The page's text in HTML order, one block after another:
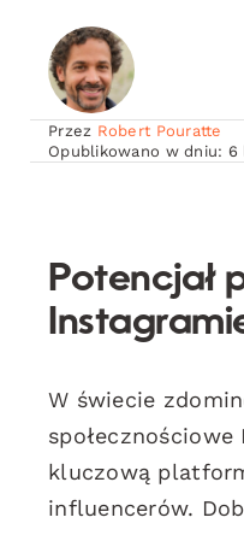
Przez Robert Pouratte
Opublikowano w dniu: 6
Potencjał
W świecie
kluczową
influencerów.